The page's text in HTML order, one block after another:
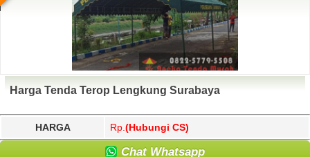
Harga Tenda Terop Lengkung Surabaya
HARGA Rp. (Hubungi CS)
Chat Whatsapp